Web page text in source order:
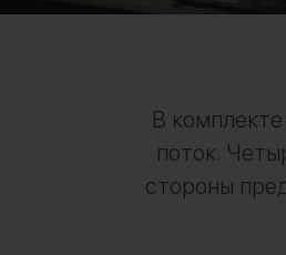
В
поток.
стороны